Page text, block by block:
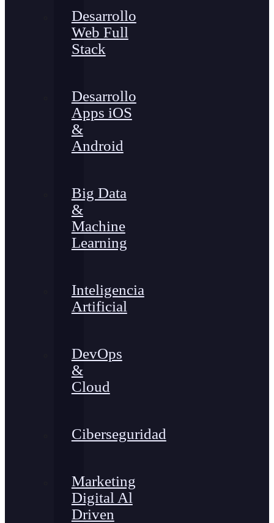
Desarrollo
Web Full
Stack
Desarrollo
Apps iOS
&
Android
Big Data
&
Machine
Learning
Inteligencia
Artificial
DevOps
&
Cloud
Ciberseguridad
Marketing
Digital Al
Driven